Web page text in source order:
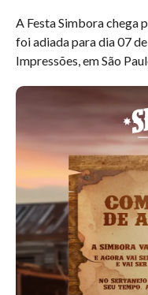
A Festa Simbora chega
foi adiada para dia 07
Impressões, em São